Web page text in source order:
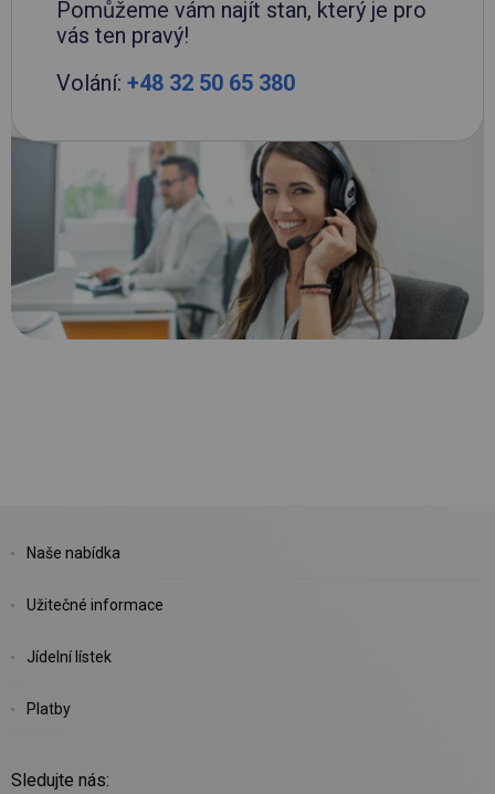
Pomůžeme vám najít stan, který je pro
vás ten pravý!
Volání: +48 32 50 65 380
Naše nabídka
Užitečné informace
Jídelní lístek
Platby
Sledujte nás: